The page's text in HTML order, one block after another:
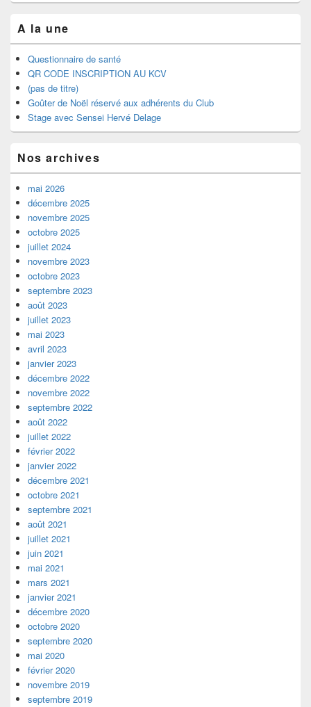
A la une
Questionnaire de santé
QR CODE INSCRIPTION AU KCV
(pas de titre)
Goûter de Noël réservé aux adhérents du Club
Stage avec Sensei Hervé Delage
Nos archives
mai 2026
décembre 2025
novembre 2025
octobre 2025
juillet 2024
novembre 2023
octobre 2023
septembre 2023
août 2023
juillet 2023
mai 2023
avril 2023
janvier 2023
décembre 2022
novembre 2022
septembre 2022
août 2022
juillet 2022
février 2022
janvier 2022
décembre 2021
octobre 2021
septembre 2021
août 2021
juillet 2021
juin 2021
mai 2021
mars 2021
janvier 2021
décembre 2020
octobre 2020
septembre 2020
mai 2020
février 2020
novembre 2019
septembre 2019